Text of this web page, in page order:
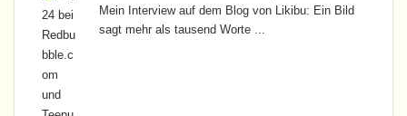
Mein Interview auf dem Blog von Likibu: Ein Bild
sagt mehr als tausend Worte ...